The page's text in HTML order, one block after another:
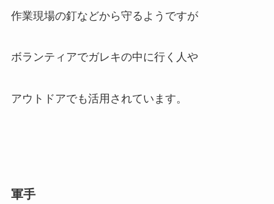
作業現場の釘などから守るようですが
ボランティアでガレキの中に行く人や
アウトドアでも活用されています。
軍手